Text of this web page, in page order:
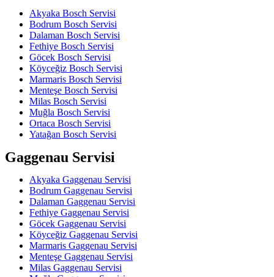
Akyaka Bosch Servisi
Bodrum Bosch Servisi
Dalaman Bosch Servisi
Fethiye Bosch Servisi
Göcek Bosch Servisi
Köyceğiz Bosch Servisi
Marmaris Bosch Servisi
Menteşe Bosch Servisi
Milas Bosch Servisi
Muğla Bosch Servisi
Ortaca Bosch Servisi
Yatağan Bosch Servisi
Gaggenau Servisi
Akyaka Gaggenau Servisi
Bodrum Gaggenau Servisi
Dalaman Gaggenau Servisi
Fethiye Gaggenau Servisi
Göcek Gaggenau Servisi
Köyceğiz Gaggenau Servisi
Marmaris Gaggenau Servisi
Menteşe Gaggenau Servisi
Milas Gaggenau Servisi